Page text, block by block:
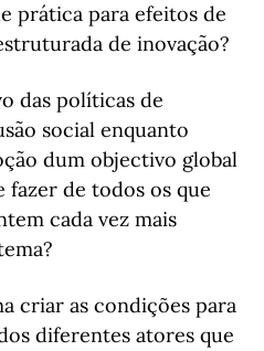
prática para efeitos de
de inovação?
das políticas de
social enquanto
dum objectivo global
fazer de todos os que
cada vez mais
criar as condições para
diferentes atores que